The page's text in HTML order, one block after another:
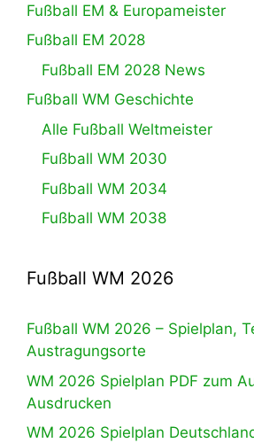
Fußball EM & Europameister
Fußball EM 2028
Fußball EM 2028 News
Fußball WM Geschichte
Alle Fußball Weltmeister
Fußball WM 2030
Fußball WM 2034
Fußball WM 2038
Fußball WM 2026
Fußball WM 2026 – Spielplan,
Austragungsorte
WM 2026 Spielplan PDF zum
Ausdrucken
WM 2026 Spielplan